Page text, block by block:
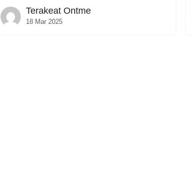
Terakeat Ontme
18 Mar 2025